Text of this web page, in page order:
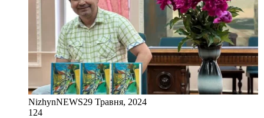
NizhynNEWS29 Травня, 2024
124